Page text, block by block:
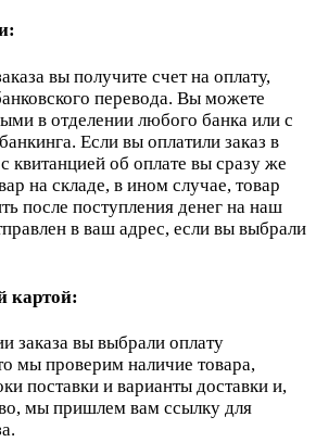
вы получите счет на оплату,
перевода. Вы можете
в отделении любого банка или с
Если вы оплатили заказ в
квитанцией об оплате вы сразу же
на складе, в ином случае, товар
после поступления денег на наш
в ваш адрес, если вы выбрали
картой:
заказа вы выбрали оплату
мы проверим наличие товара,
поставки и варианты доставки и,
мы пришлем вам ссылку для